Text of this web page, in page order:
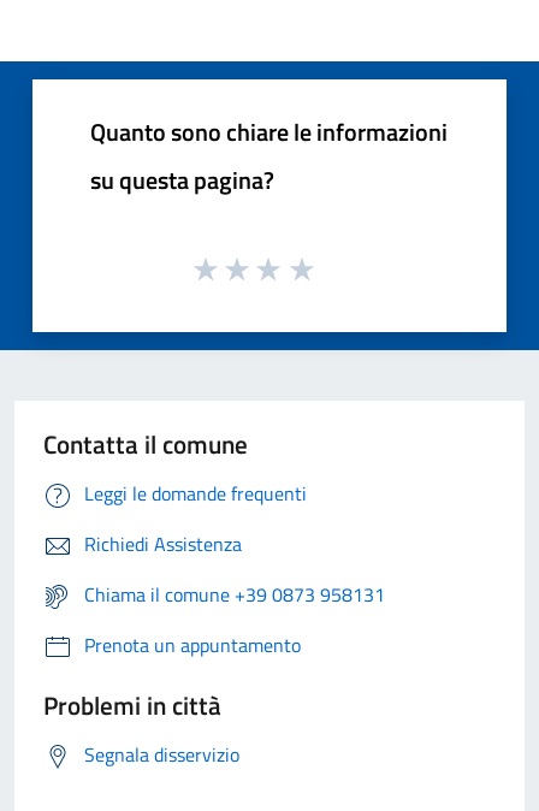
Quanto sono chiare le informazioni
su questa pagina?
Contatta il comune
Leggi le domande frequenti
Richiedi Assistenza
Chiama il comune +39 0873 958131
Prenota un appuntamento
Problemi in città
Segnala disservizio